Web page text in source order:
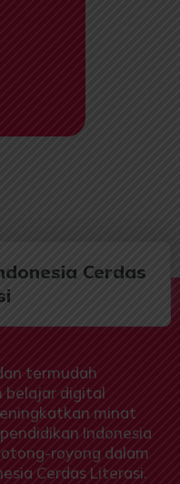
Cerdas
termudah
belajar digital
minat
Indonesia
royong dalam
Cerdas Literasi.